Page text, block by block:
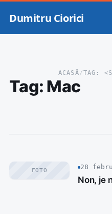
Dumitru Ciorici
ACASĂ/TAG:
Tag: Mac
FOTO 28
Non, je